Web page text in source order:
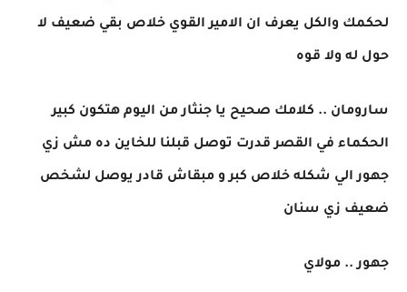
لحكمك والكل يعرف ان الامير القوي خلاص بقي ضعيف لا
حول له ولا قوه
سارومان .. كلامك صحيح يا جنثار من اليوم هتكون كبير
الحكماء في القصر قدرت توصل قبلنا للخاين ده مش زي
جهور الي شكله خلاص كبر و مبقاش قادر يوصل لشخص
ضعيف زي سنان
جهور .. مولاي